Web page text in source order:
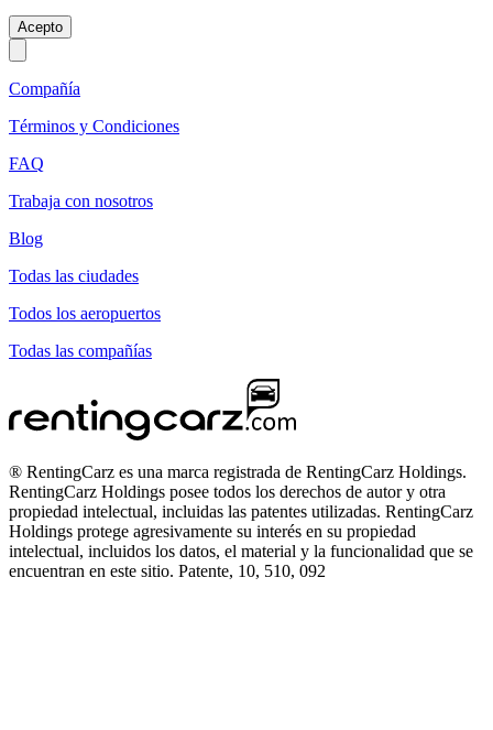
Acepto
Compañía
Términos y Condiciones
FAQ
Trabaja con nosotros
Blog
Todas las ciudades
Todos los aeropuertos
Todas las compañías
® RentingCarz es una marca registrada de RentingCarz Holdings.
RentingCarz Holdings posee todos los derechos de autor y otra
propiedad intelectual, incluidas las patentes utilizadas. RentingCarz
Holdings protege agresivamente su interés en su propiedad
intelectual, incluidos los datos, el material y la funcionalidad que se
encuentran en este sitio. Patente, 10, 510, 092